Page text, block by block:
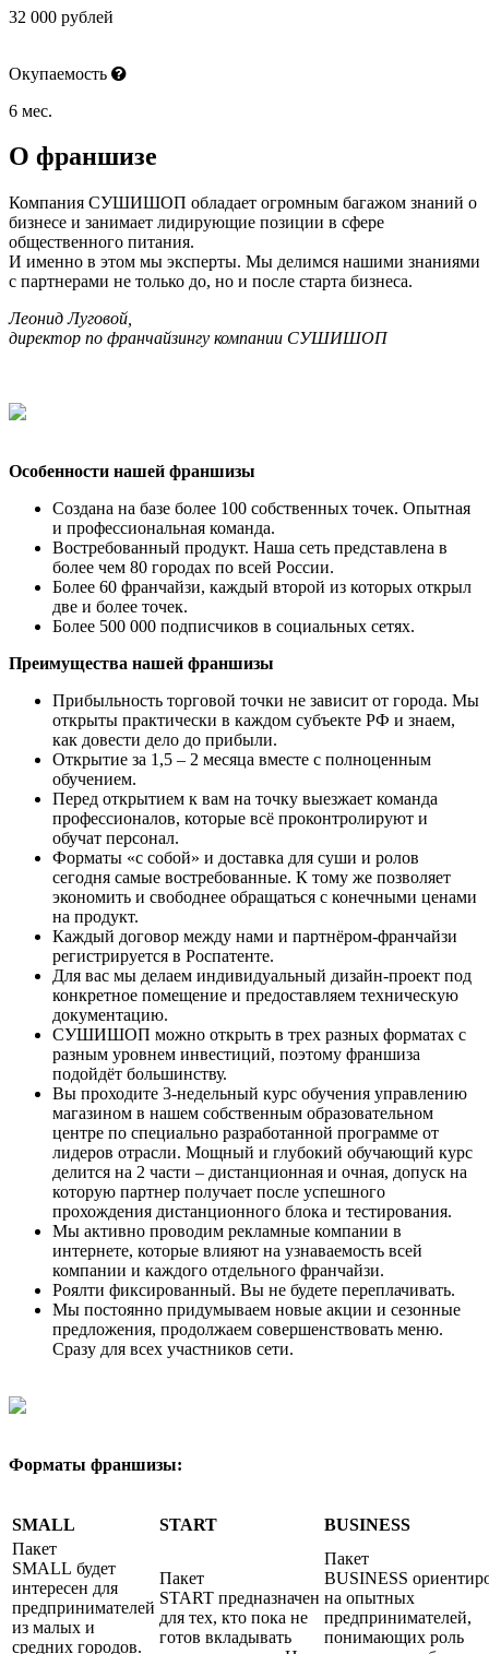
32 000 рублей
Окупаемость
6 мес.
О франшизе
Компания СУШИШОП обладает огромным багажом знаний о
бизнесе и занимает лидирующие позиции в сфере
общественного питания.
И именно в этом мы эксперты. Мы делимся нашими знаниями
с партнерами не только до, но и после старта бизнеса.
Леонид Луговой,
директор по франчайзингу компании СУШИШОП
Особенности нашей франшизы
Создана на базе более 100 собственных точек. Опытная
и профессиональная команда.
Востребованный продукт. Наша сеть представлена в
более чем 80 городах по всей России.
Более 60 франчайзи, каждый второй из которых открыл
две и более точек.
Более 500 000 подписчиков в социальных сетях.
Преимущества нашей франшизы
Прибыльность торговой точки не зависит от города. Мы
открыты практически в каждом субъекте РФ и знаем,
как довести дело до прибыли.
Открытие за 1,5 – 2 месяца вместе с полноценным
обучением.
Перед открытием к вам на точку выезжает команда
профессионалов, которые всё проконтролируют и
обучат персонал.
Форматы «с собой» и доставка для суши и ролов
сегодня самые востребованные. К тому же позволяет
экономить и свободнее обращаться с конечными ценами
на продукт.
Каждый договор между нами и партнёром-франчайзи
регистрируется в Роспатенте.
Для вас мы делаем индивидуальный дизайн-проект под
конкретное помещение и предоставляем техническую
документацию.
СУШИШОП можно открыть в трех разных форматах с
разным уровнем инвестиций, поэтому франшиза
подойдёт большинству.
Вы проходите 3-недельный курс обучения управлению
магазином в нашем собственным образовательном
центре по специально разработанной программе от
лидеров отрасли. Мощный и глубокий обучающий курс
делится на 2 части – дистанционная и очная, допуск на
которую партнер получает после успешного
прохождения дистанционного блока и тестирования.
Мы активно проводим рекламные компании в
интернете, которые влияют на узнаваемость всей
компании и каждого отдельного франчайзи.
Роялти фиксированный. Вы не будете переплачивать.
Мы постоянно придумываем новые акции и сезонные
предложения, продолжаем совершенствовать меню.
Сразу для всех участников сети.
Форматы франшизы:
SMALL START
BUSINESS
Пакет
SMALL будет
интересен для
предпринимателей
из малых и
средних городов.
Пакет
START предназначен
для тех, кто пока не
готов вкладывать
Пакет
BUSINESS
на опытных
предпринимателей,
понимающих роль